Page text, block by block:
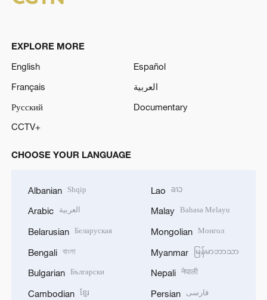
EXPLORE MORE
English
Español
Français
العربية
Русский
Documentary
CCTV+
CHOOSE YOUR LANGUAGE
Albanian Shqip
Arabic العربية
Belarusian Беларуская
Bengali বাংলা
Bulgarian Български
Cambodian ខ្មែរ
Lao ລາວ
Malay Bahasa Melayu
Mongolian Монгол
Myanmar မြန်မာဘာသာ
Nepali नेपाली
Persian فارسی